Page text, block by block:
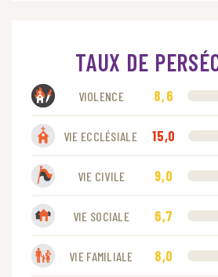
TAUX DE
VIOLENCE 8,6
VIE ECCLÉSIALE 15,0
VIE CIVILE 9,0
VIE SOCIALE 6,7
VIE FAMILIALE 8,0